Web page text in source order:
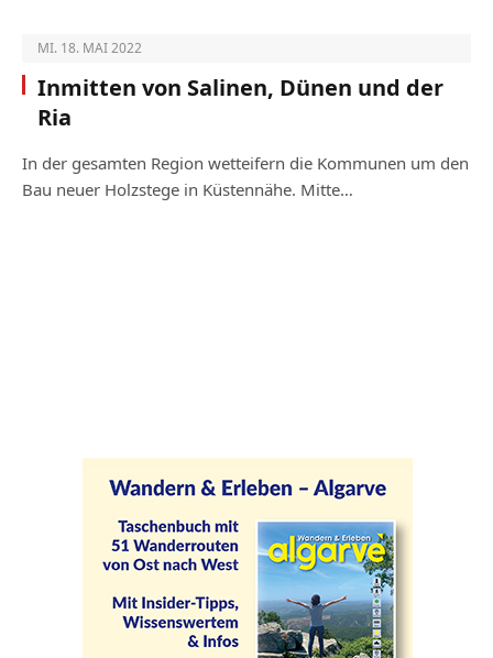
MI. 18. MAI 2022
Inmitten von Salinen, Dünen und der
Ria
In der gesamten Region wetteifern die Kommunen um den
Bau neuer Holzstege in Küstennähe. Mitte…